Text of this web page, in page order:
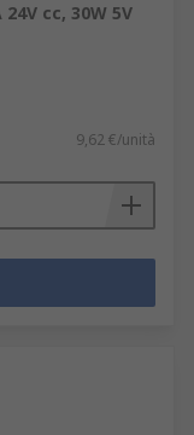
cc, 30W 5V
9,62 €/unità